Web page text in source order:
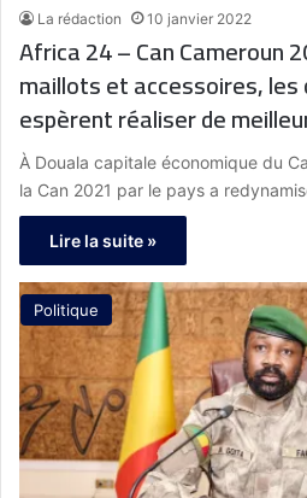
La rédaction 10 janvier 2022
Africa 24 – Can Cameroun 2021 : vente de
maillots et accessoires,
espèrent réaliser de
À Douala capitale économique du
la Can 2021 par le pays a
Lire la suite »
Politique